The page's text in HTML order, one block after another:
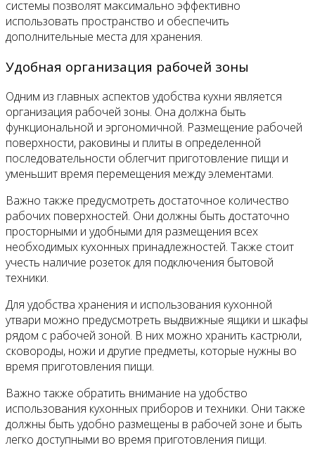
системы позволят максимально эффективно
использовать пространство и обеспечить
дополнительные места для хранения.
Удобная организация рабочей зоны
Одним из главных аспектов удобства кухни является
организация рабочей зоны. Она должна быть
функциональной и эргономичной. Размещение рабочей
поверхности, раковины и плиты в определенной
последовательности облегчит приготовление пищи и
уменьшит время перемещения между элементами.
Важно также предусмотреть достаточное количество
рабочих поверхностей. Они должны быть достаточно
просторными и удобными для размещения всех
необходимых кухонных принадлежностей. Также стоит
учесть наличие розеток для подключения бытовой
техники.
Для удобства хранения и использования кухонной
утвари можно предусмотреть выдвижные ящики и шкафы
рядом с рабочей зоной. В них можно хранить кастрюли,
сковороды, ножи и другие предметы, которые нужны во
время приготовления пищи.
Важно также обратить внимание на удобство
использования кухонных приборов и техники. Они также
должны быть удобно размещены в рабочей зоне и быть
легко доступными во время приготовления пищи.